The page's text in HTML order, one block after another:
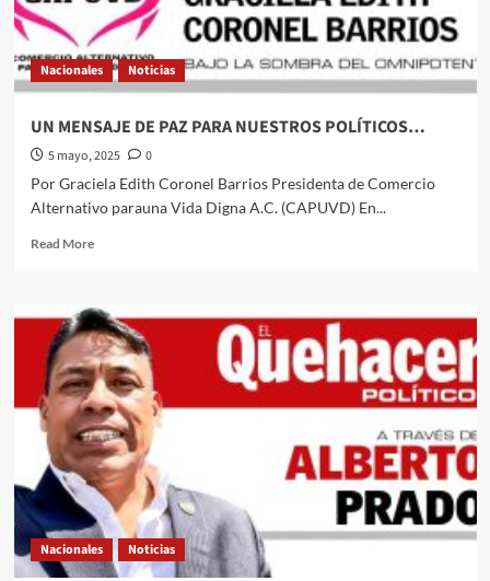
través
de
su
trazó
avanza
en
robótica
#InquiriendoLaNoticia
Nacionales Noticias
UN MENSAJE DE PAZ PARA NUESTROS POLÍTICOS…
5 mayo, 2025
0
Por Graciela Edith Coronel Barrios Presidenta de Comercio
Alternativo parauna Vida Digna A.C. (CAPUVD) En...
Read MoreRead
MENSAJE
DE
PAZ
PARA
NUESTROS
POLÍTICOS…
Nacionales Noticias